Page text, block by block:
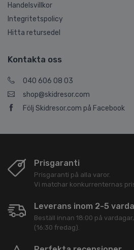
Handelsvillkor
Integritetspolicy
Hitta retursedel
Kontakta oss
040 606 08 03
shop@skidresor.com
Följ Skidresor.com på Facebook
Prisgaranti
Prisgaranti på alla varor.
Vi matchar konkurrenternas
Leverans inom 2-5
Beställ innan 18:00 på
(16:30 fredag).